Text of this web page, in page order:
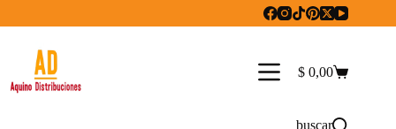
Carro
$ 0,00
buscar